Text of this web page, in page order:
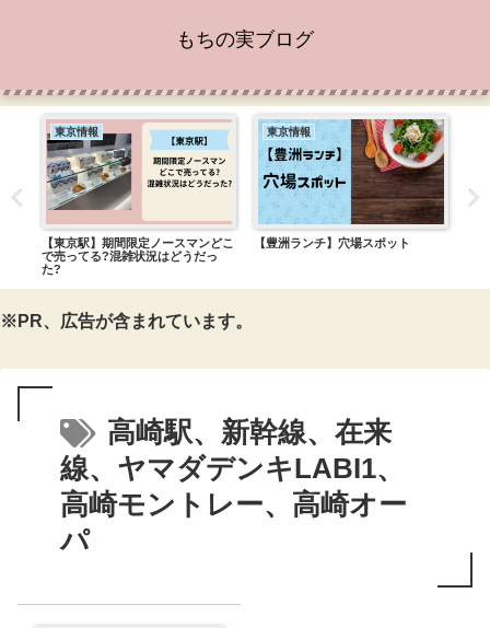
もちの実ブログ
東京情報
【東京駅】期間限定ノースマンどこ
で売ってる?混雑状況はどうだっ
た?
東京情報
【豊洲ランチ】穴場スポット
※PR、広告が含まれています。
高崎駅、新幹線、在来
線、ヤマダデンキLABI1、
高崎モントレー、高崎オー
パ